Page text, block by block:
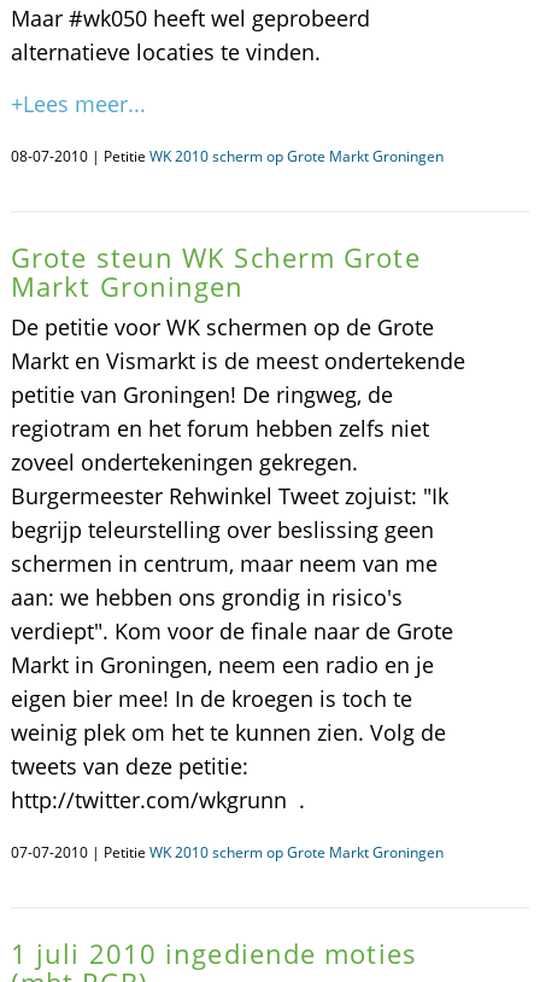
Maar #wk050 heeft wel geprobeerd
alternatieve locaties te vinden.
+Lees meer...
08-07-2010 | Petitie WK 2010 scherm op Grote Markt Groningen
Grote steun WK Scherm Grote
Markt Groningen
De petitie voor WK schermen op de Grote
Markt en Vismarkt is de meest ondertekende
petitie van Groningen! De ringweg, de
regiotram en het forum hebben zelfs niet
zoveel ondertekeningen gekregen.
Burgermeester Rehwinkel Tweet zojuist: "Ik
begrijp teleurstelling over beslissing geen
schermen in centrum, maar neem van me
aan: we hebben ons grondig in risico's
verdiept". Kom voor de finale naar de Grote
Markt in Groningen, neem een radio en je
eigen bier mee! In de kroegen is toch te
weinig plek om het te kunnen zien. Volg de
tweets van deze petitie:
http://twitter.com/wkgrunn .
07-07-2010 | Petitie WK 2010 scherm op Grote Markt Groningen
1 juli 2010 ingediende moties